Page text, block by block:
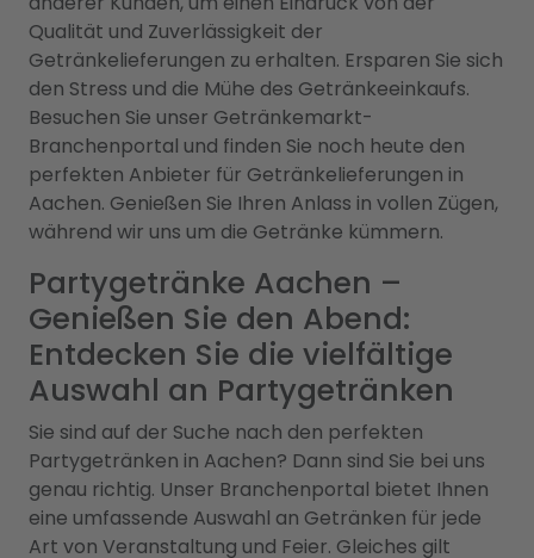
Qualität und Zuverlässigkeit der
Getränkelieferungen zu erhalten. Ersparen Sie sich
den Stress und die Mühe des Getränkeeinkaufs.
Besuchen Sie unser Getränkemarkt-
Branchenportal und finden Sie noch heute den
perfekten Anbieter für Getränkelieferungen in
Aachen. Genießen Sie Ihren Anlass in vollen Zügen,
während wir uns um die Getränke kümmern.
Partygetränke Aachen –
Genießen Sie den Abend:
Entdecken Sie die vielfältige
Auswahl an Partygetränken
Sie sind auf der Suche nach den perfekten
Partygetränken in Aachen? Dann sind Sie bei uns
genau richtig. Unser Branchenportal bietet Ihnen
eine umfassende Auswahl an Getränken für jede
Art von Veranstaltung und Feier. Gleiches gilt